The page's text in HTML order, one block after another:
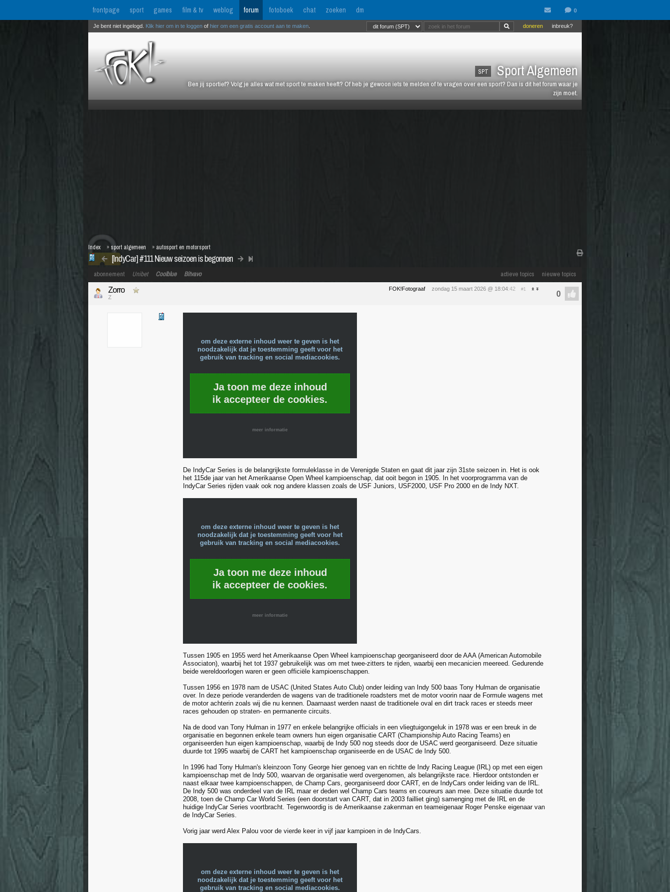
frontpage sport games film & tv weblog forum fotoboek chat zoeken dm
SPT Sport Algemeen
Ben jij sportief? Volg je alles wat met sport te maken heeft? Of heb je gewoon iets te melden of te vragen over een sport? Dan is dit het forum waar je
zijn moet.
inbreuk?
doneren
Je bent niet ingelogd. Klik hier om in te loggen of hier om een gratis account aan te maken
[IndyCar] #111 Nieuw seizoen is begonnen
Index » sport algemeen » autosport en motorsport
actieve topics nieuwe topics
abonnement Unibet Coolblue Bitvavo
FOK!Fotograaf zondag 15 maart 2026 @ 18:04:42 #1
Zorro
Z
om deze externe inhoud weer te geven is het
noodzakelijk dat je toestemming geeft voor het
gebruik van tracking en social mediacookies.
Ja toon me deze inhoud
ik accepteer de cookies.
meer informatie
De IndyCar Series is de belangrijkste formuleklasse in de Verenigde Staten en gaat dit jaar zijn 31ste seizoen in. Het is ook
het 115de jaar van het Amerikaanse Open Wheel kampioenschap, dat ooit begon in 1905. In het voorprogramma van de
IndyCar Series rijden vaak ook nog andere klassen zoals de USF Juniors, USF2000, USF Pro 2000 en de Indy NXT.
om deze externe inhoud weer te geven is het
noodzakelijk dat je toestemming geeft voor het
gebruik van tracking en social mediacookies.
Ja toon me deze inhoud
ik accepteer de cookies.
meer informatie
Tussen 1905 en 1955 werd het Amerikaanse Open Wheel kampioenschap georganiseerd door de AAA (American Automobile
Associaton), waarbij het tot 1937 gebruikelijk was om met twee-zitters te rijden, waarbij een mecanicien meereed. Gedurende
beide wereldoorlogen waren er geen officiële kampioenschappen.
Tussen 1956 en 1978 nam de USAC (United States Auto Club) onder leiding van Indy 500 baas Tony Hulman de organisatie
over. In deze periode veranderden de wagens van de traditionele roadsters met de motor voorin naar de Formule wagens met
de motor achterin zoals wij die nu kennen. Daarnaast werden naast de traditionele oval en dirt track races er steeds meer
races gehouden op straten- en permanente circuits.
Na de dood van Tony Hulman in 1977 en enkele belangrijke officials in een vliegtuigongeluk in 1978 was er een breuk in de
organisatie en begonnen enkele team owners hun eigen organisatie CART (Championship Auto Racing Teams) en
organiseerden hun eigen kampioenschap, waarbij de Indy 500 nog steeds door de USAC werd georganiseerd. Deze situatie
duurde tot 1995 waarbij de CART het kampioenschap organiseerde en de USAC de Indy 500.
In 1996 had Tony Hulman's kleinzoon Tony George hier genoeg van en richtte de Indy Racing League (IRL) op met een eigen
kampioenschap met de Indy 500, waarvan de organisatie werd overgenomen, als belangrijkste race. Hierdoor ontstonden er
naast elkaar twee kampioenschappen, de Champ Cars, georganiseerd door CART, en de IndyCars onder leiding van de IRL.
De Indy 500 was onderdeel van de IRL maar er deden wel Champ Cars teams en coureurs aan mee. Deze situatie duurde tot
2008, toen de Champ Car World Series (een doorstart van CART, dat in 2003 failliet ging) samenging met de IRL en de
huidige IndyCar Series voortbracht. Tegenwoordig is de Amerikaanse zakenman en teameigenaar Roger Penske eigenaar van
de IndyCar Series.
Vorig jaar werd Alex Palou voor de vierde keer in vijf jaar kampioen in de IndyCars.
om deze externe inhoud weer te geven is het
noodzakelijk dat je toestemming geeft voor het
gebruik van tracking en social mediacookies.